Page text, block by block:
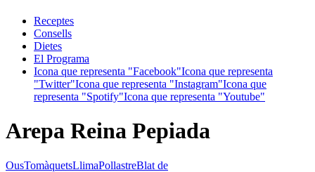
Receptes
Consells
Dietes
El Programa
Icona que representa "Facebook"Icona que representa
"Twitter"Icona que representa "Instagram"Icona que
representa "Spotify"Icona que representa "Youtube"
Arepa Reina Pepiada
OusTomàquetsLlimaPollastreBlat de